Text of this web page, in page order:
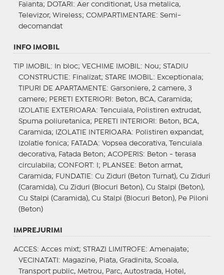
Faianta; DOTARI : Aer conditionat, Usa metalica,
Televizor, Wireless; COMPARTIMENTARE : Semi-
decomandat
INFO IMOBIL
TIP IMOBIL : In bloc; VECHIME IMOBIL : Nou; STADIU
CONSTRUCTIE : Finalizat; STARE IMOBIL : Exceptionala;
TIPURI DE APARTAMENTE : Garsoniere, 2 camere, 3
camere; PERETI EXTERIORI : Beton, BCA, Caramida;
IZOLATIE EXTERIOARA: Tencuiala, Polistiren extrudat,
Spuma poliuretanica; PERETI INTERIORI : Beton, BCA,
Caramida;
IZOLATIE INTERIOARA: Polistiren expandat,
Izolatie fonica; FATADA: Vopsea decorativa, Tencuiala
decorativa, Fatada Beton; ACOPERIS: Beton - terasa
circulabila; CONFORT : I; PLANSEE : Beton armat,
Caramida; FUNDATIE : Cu Ziduri (Beton Turnat), Cu Ziduri
(Caramida), Cu Ziduri (Blocuri Beton), Cu Stalpi (Beton),
Cu Stalpi (Caramida), Cu Stalpi (Blocuri Beton), Pe Piloni
(Beton)
IMPREJURIMI
ACCES: Acces mixt; STRAZI LIMITROFE : Amenajate;
VECINATATI : Magazine, Piata, Gradinita, Scoala,
Transport public, Metrou, Parc, Autostrada, Hotel,